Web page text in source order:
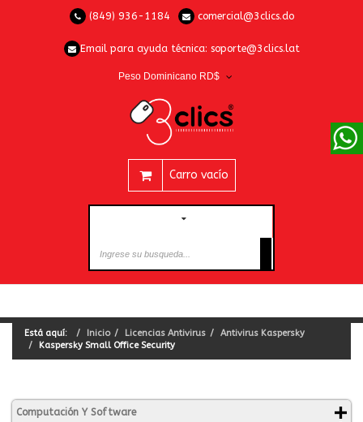
(849) 936-1184 comercial@3clics.do
Email para ayuda técnica: soporte@3clics.lat
Peso Dominicano RD$
Carro vacío
CATEGORÍAS
Está aquí: Inicio Licencias Antivirus
Antivirus Kaspersky
Kaspersky Small Office Security
Computación Y Software